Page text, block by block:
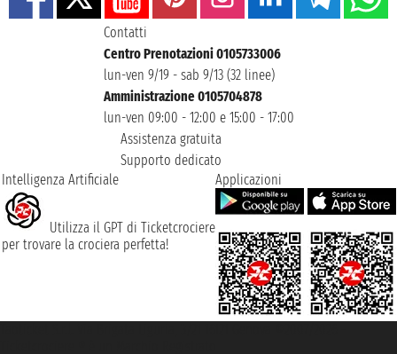
Contatti
Centro Prenotazioni 0105733006
lun-ven 9/19 - sab 9/13 (32 linee)
Amministrazione 0105704878
lun-ven 09:00 - 12:00 e 15:00 - 17:00
Assistenza gratuita
Supporto dedicato
Intelligenza Artificiale
Utilizza il GPT di Ticketcrociere
per trovare la crociera perfetta!
Applicazioni